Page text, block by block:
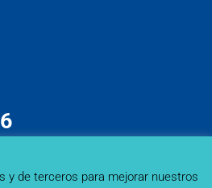
y de terceros para mejorar nuestros